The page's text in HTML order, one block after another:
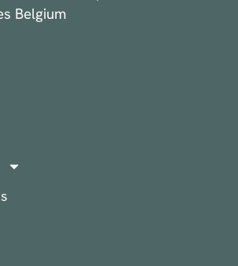
Belgium